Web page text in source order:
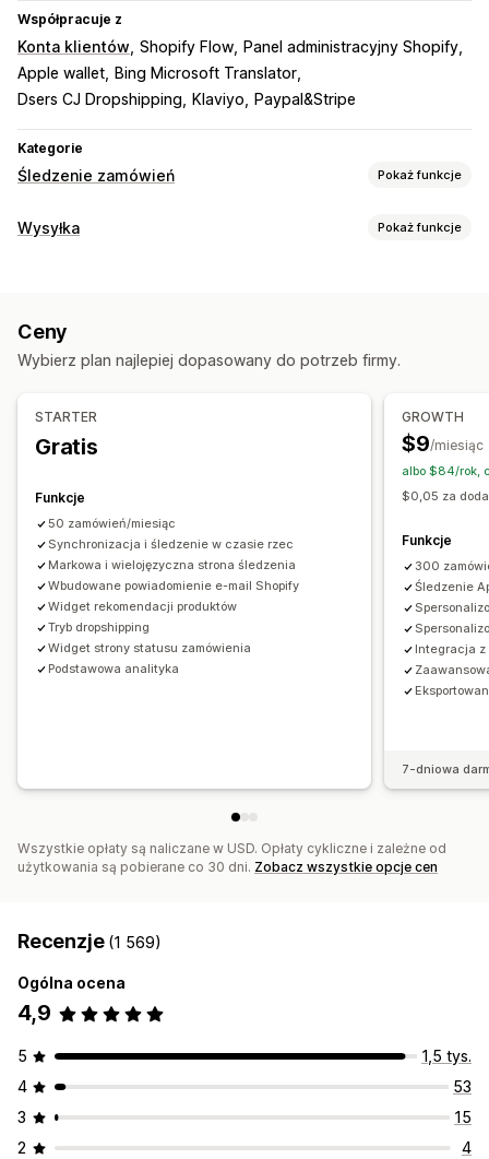
Współpracuje z
Konta klientów Shopify Flow
Panel administracyjny Shopify
Apple wallet
Bing Microsoft Translator
Dsers CJ Dropshipping
Klaviyo Paypal&Stripe
Kategorie
Śledzenie zamówień Pokaż funkcje
Śledzenie
Niestandardowy link śledzenia
Przewidywana data dostawy
Globalne śledzenie
Ukrywanie przewoźnika
E-mail Powiadomienia w czasie rzeczywistym
SMS
Tłumaczenie Niestandardowe powiadomienia
Automatyzacje
Wysyłka Pokaż funkcje
Wybór przewoźnika
Powiadomienia e-mail
Aktualizacje zamówienia
Ceny
Wybierz plan najlepiej dopasowany do potrzeb firmy.
STARTER
Gratis
Funkcje
50 zamówień/miesiąc
Synchronizacja i śledzenie w czasie rzec
Markowa i wielojęzyczna strona śledzenia
Wbudowane powiadomienie e-mail Shopify
Widget rekomendacji produktów
Tryb dropshipping
Widget strony statusu zamówienia
Podstawowa analityka
GROWTH
$9/miesiąc
albo $84/rok,
$0,05 za
Funkcje
300
Śledzenie
Integracja z
7-dniowa
Wszystkie opłaty są naliczane w USD. Opłaty cykliczne i zależne od
użytkowania są pobierane co 30 dni. Zobacz wszystkie opcje cen
Recenzje (1 569)
Ogólna ocena
4,9
5
1,5 tys.
4
53
3
15
2
4